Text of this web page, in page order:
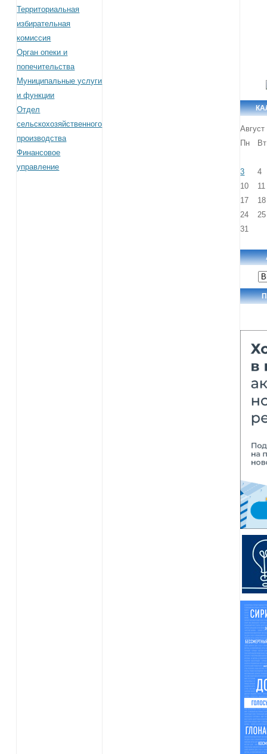
Территориальная
избирательная
комиссия
Орган опеки и
попечительства
Муниципальные услуги
и функции
Отдел
сельскохозяйственного
производства
Финансовое
управление
Август
Пн
Вт
3
4
10
11
17
18
24
25
31